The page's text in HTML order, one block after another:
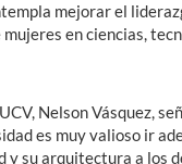
mejorar el
en ciencias,
Nelson Vásquez,
es muy valioso ir
y su arquitectura a los